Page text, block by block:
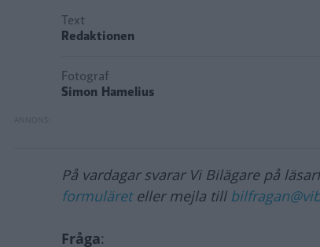
Text
Redaktionen
Fotograf
Simon Hamelius
På vardagar svarar Vi Bilägare på
formuläreteller mejla till
Fråga: